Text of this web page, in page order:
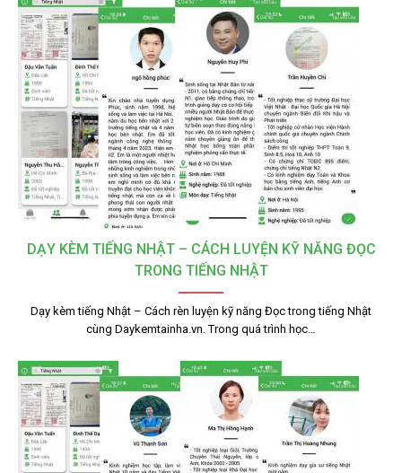
DẠY KÈM TIẾNG NHẬT – CÁCH LUYỆN KỸ NĂNG ĐỌC
TRONG TIẾNG NHẬT
Dạy kèm tiếng Nhật – Cách rèn luyện kỹ năng Đọc trong tiếng Nhật
cùng Daykemtainha.vn. Trong quá trình học…